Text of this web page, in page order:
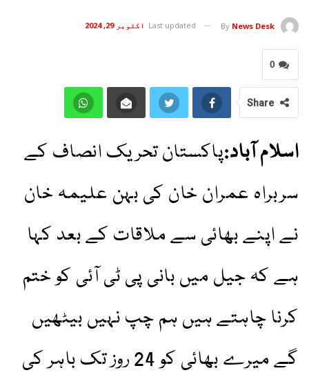
By News Desk
Last updated اکتوبر 29, 2024
0
Share
اسلام آباد:پاکستان تحریک انصاف کے
سربراہ عمران خان کی بہن علیمہ خان
نے اپنے بھائی سے ملاقات کے بعد کہا
ہے کہ جیل میں بانی پی ٹی آئی کو ختم
کرنا چاہتے ہیں ہم چپ نہیں بیٹھیں
گے میرے بھائی کو 24 روز تک باہر کی